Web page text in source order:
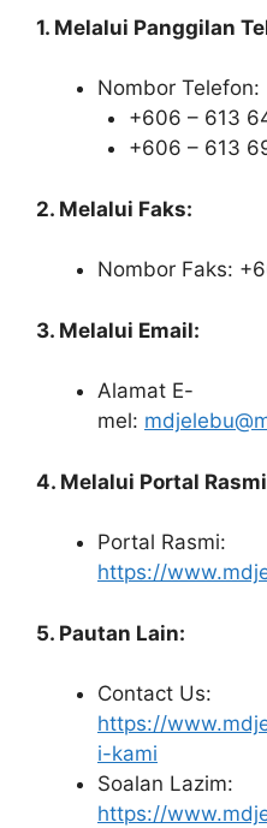
1. Melalui Panggilan
Nombor Telefon:
+606 – 613
+606 – 613
2. Melalui Faks:
Nombor Faks:
3. Melalui Email:
Alamat E-
mel:
4. Melalui Portal
Portal Rasmi:
https://
5. Pautan Lain:
Contact Us:
https://
i-kami
Soalan Lazim:
https://